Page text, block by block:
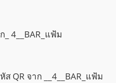
4__BAR_แฟ้ม
QR จาก __4__BAR_แฟ้ม